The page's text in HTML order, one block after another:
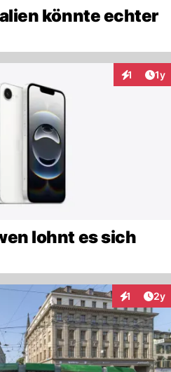
könnte echter
1 1y
lohnt es sich
1 2y